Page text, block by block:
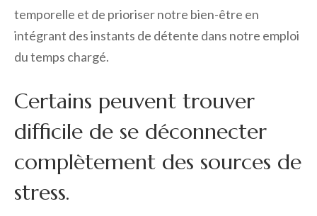
temporelle et de prioriser notre bien-être en
intégrant des instants de détente dans notre emploi
du temps chargé.
Certains peuvent trouver
difficile de se déconnecter
complètement des sources de
stress.